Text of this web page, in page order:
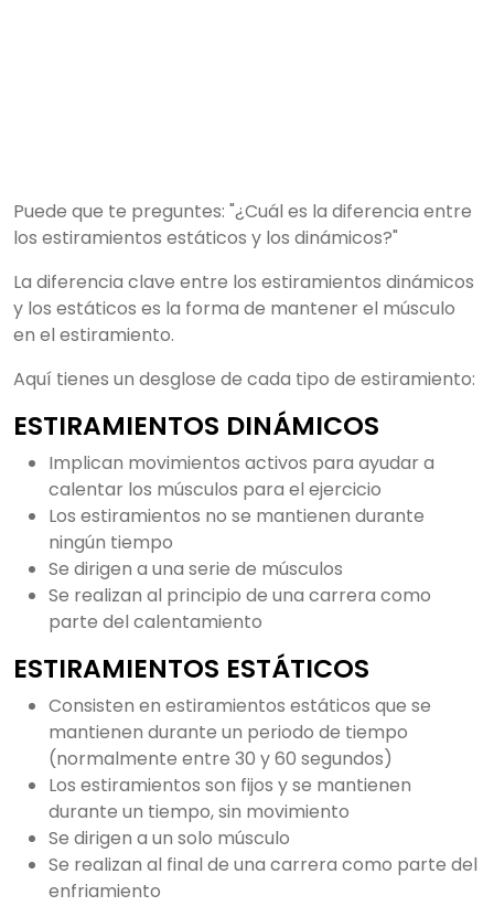
Puede que te preguntes: "¿Cuál es la diferencia entre
los estiramientos estáticos y los dinámicos?"
La diferencia clave entre los estiramientos dinámicos
y los estáticos es la forma de mantener el músculo
en el estiramiento.
Aquí tienes un desglose de cada tipo de estiramiento:
ESTIRAMIENTOS DINÁMICOS
Implican movimientos activos para ayudar a
calentar los músculos para el ejercicio
Los estiramientos no se mantienen durante
ningún tiempo
Se dirigen a una serie de músculos
Se realizan al principio de una carrera como
parte del calentamiento
ESTIRAMIENTOS ESTÁTICOS
Consisten en estiramientos estáticos que se
mantienen durante un periodo de tiempo
(normalmente entre 30 y 60 segundos)
Los estiramientos son fijos y se mantienen
durante un tiempo, sin movimiento
Se dirigen a un solo músculo
Se realizan al final de una carrera como parte del
enfriamiento